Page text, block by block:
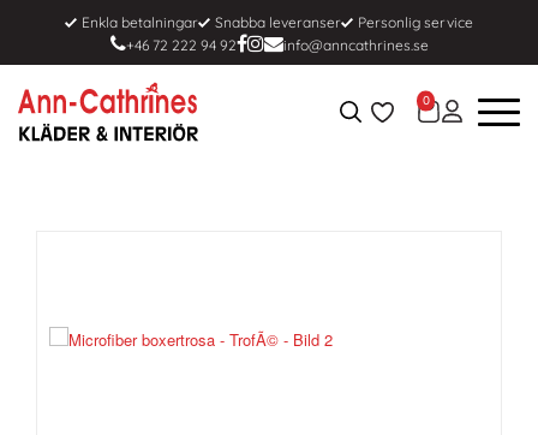
+46 72 222 94 92
Enkla betalningar Snabba leveranser
Personlig service
info@anncathrines.se
0